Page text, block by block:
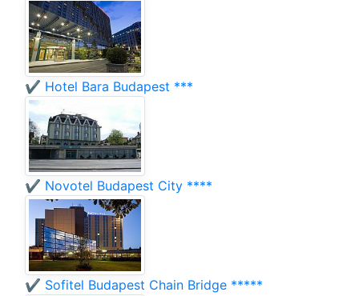
✔️ Hotel Bara Budapest ***
✔️ Novotel Budapest City ****
✔️ Sofitel Budapest Chain Bridge *****